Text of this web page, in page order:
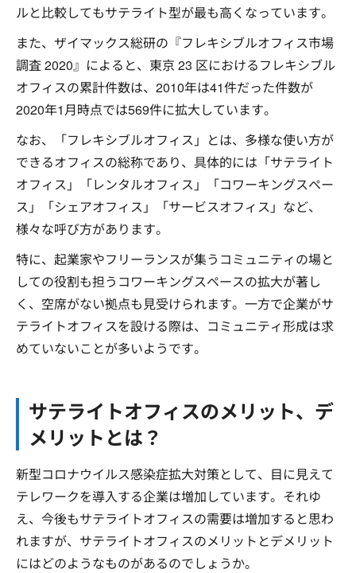
ルと比較してもサテライト型が最も高くなっています。
また、ザイマックス総研の『フレキシブルオフィス市場
調査 2020』によると、東京 23 区におけるフレキシブル
オフィスの累計件数は、2010年は41件だった件数が
2020年1月時点では569件に拡大しています。
なお、「フレキシブルオフィス」とは、多様な使い方が
できるオフィスの総称であり、具体的には「サテライト
オフィス」「レンタルオフィス」「コワーキングスペー
ス」「シェアオフィス」「サービスオフィス」など、
様々な呼び方があります。
特に、起業家やフリーランスが集うコミュニティの場と
しての役割も担うコワーキングスペースの拡大が著し
く、空席がない拠点も見受けられます。一方で企業がサ
テライトオフィスを設ける際は、コミュニティ形成は求
めていないことが多いようです。
サテライトオフィスのメリット、デ
メリットとは？
新型コロナウイルス感染症拡大対策として、目に見えて
テレワークを導入する企業は増加しています。それゆ
え、今後もサテライトオフィスの需要は増加すると思わ
れますが、サテライトオフィスのメリットとデメリット
にはどのようなものがあるのでしょうか。